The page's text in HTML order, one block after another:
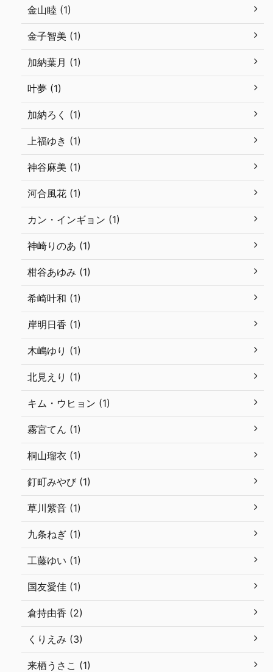
金山睦 (1)
金子智美 (1)
加納葉月 (1)
叶夢 (1)
加納ろく (1)
上福ゆき (1)
神谷麻美 (1)
河合風花 (1)
カン・インギョン (1)
神崎りのあ (1)
柑谷あゆみ (1)
希崎叶和 (1)
岸明日香 (1)
木嶋ゆり (1)
北見えり (1)
キム・ウヒョン (1)
霧宮てん (1)
桐山瑠衣 (1)
釘町みやび (1)
草川紫音 (1)
九条ねぎ (1)
工藤ゆい (1)
国友愛佳 (1)
倉持由香 (2)
くりえみ (3)
来栖うさこ (1)